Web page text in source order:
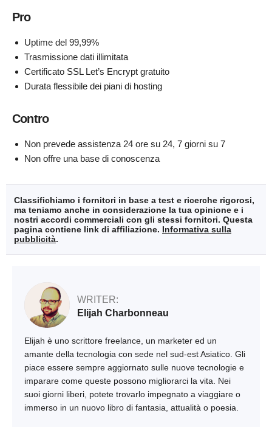
Pro
Uptime del 99,99%
Trasmissione dati illimitata
Certificato SSL Let’s Encrypt gratuito
Durata flessibile dei piani di hosting
Contro
Non prevede assistenza 24 ore su 24, 7 giorni su 7
Non offre una base di conoscenza
Classifichiamo i fornitori in base a test e ricerche rigorosi,
ma teniamo anche in considerazione la tua opinione e i
nostri accordi commerciali con gli stessi fornitori. Questa
pagina contiene link di affiliazione. Informativa sulla
pubblicità.
WRITER:
Elijah Charbonneau
Elijah è uno scrittore freelance, un marketer ed un
amante della tecnologia con sede nel sud-est Asiatico. Gli
piace essere sempre aggiornato sulle nuove tecnologie e
imparare come queste possono migliorarci la vita. Nei
suoi giorni liberi, potete trovarlo impegnato a viaggiare o
immerso in un nuovo libro di fantasia, attualità o poesia.